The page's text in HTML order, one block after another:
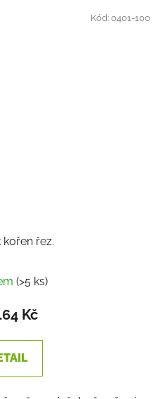
kořen řez.
hodnocení
produktu
je
3,5
z
(>5 ks)
Kč
Kód:0401-100